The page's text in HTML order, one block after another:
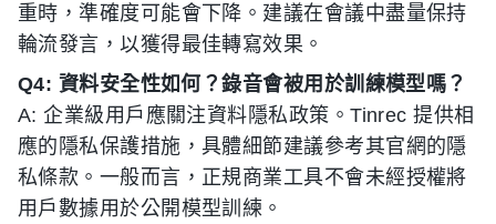
重時，準確度可能會下降。建議在會議中盡量保持
輪流發言，以獲得最佳轉寫效果。
Q4: 資料安全性如何？錄音會被用於訓練模型嗎？
A: 企業級用戶應關注資料隱私政策。Tinrec 提供相
應的隱私保護措施，具體細節建議參考其官網的隱
私條款。一般而言，正規商業工具不會未經授權將
用戶數據用於公開模型訓練。